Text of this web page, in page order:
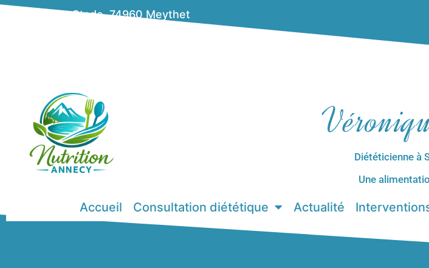
15 Av. du Stade, 74960 Meythet
Diététicienne à
Une
Accueil Consultation diététique Actualité